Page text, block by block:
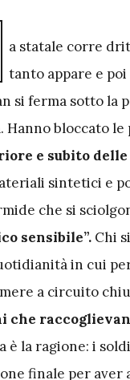
a statale corre
tanto appare e
si ferma sotto la
Hanno bloccato
e subito delle
sintetici e
che si
sensibile”. Chi
in cui
a circuito
che
è la ragione: i
finale per aver